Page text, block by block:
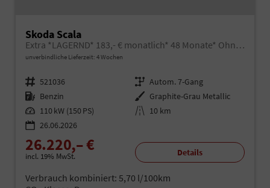
Skoda Scala
Extra *LAGERND* 183,- € monatlich* 48 Monate* Ohne Kilometerbegrenzung*
unverbindliche Lieferzeit: 4 Wochen
Fahrzeugnr. 521036 Getriebe Autom. 7-Gang
Kraftstoff Benzin Außenfarbe Graphite-Grau Metallic
Leistung 110 kW (150 PS) Kilometerstand 10 km
26.06.2026
26.220,– €
incl. 19% MwSt. Details
Verbrauch kombiniert: 5,70 l/100km